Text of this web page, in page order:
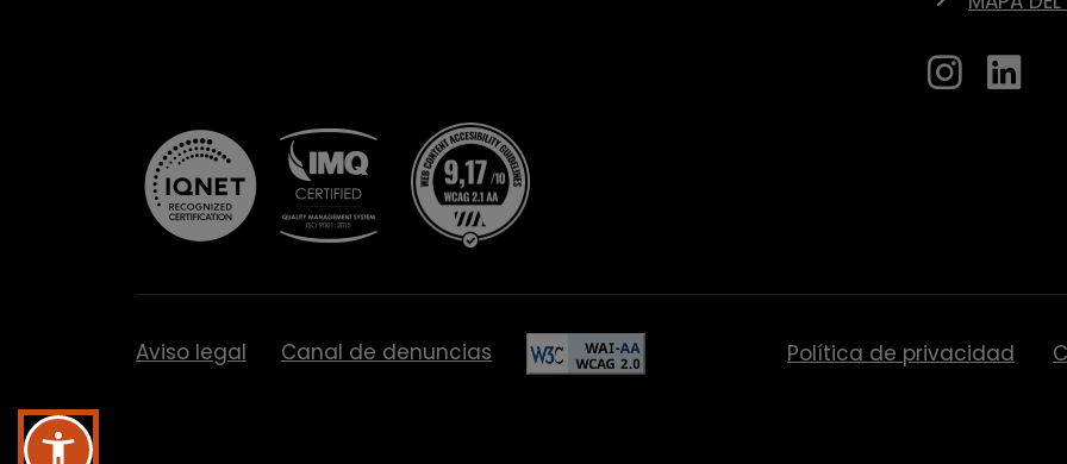
Aviso legal Canal de denuncias Política de privacidad